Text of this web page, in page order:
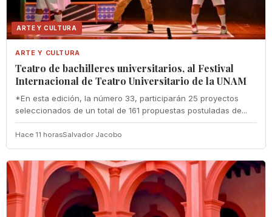
ARTE Y CULTURA
ARTE Y CULTURA
Teatro de bachilleres universitarios, al Festival
Internacional de Teatro Universitario de la UNAM
*En esta edición, la número 33, participarán 25 proyectos
seleccionados de un total de 161 propuestas postuladas de...
Hace 11 horasSalvador Jacobo